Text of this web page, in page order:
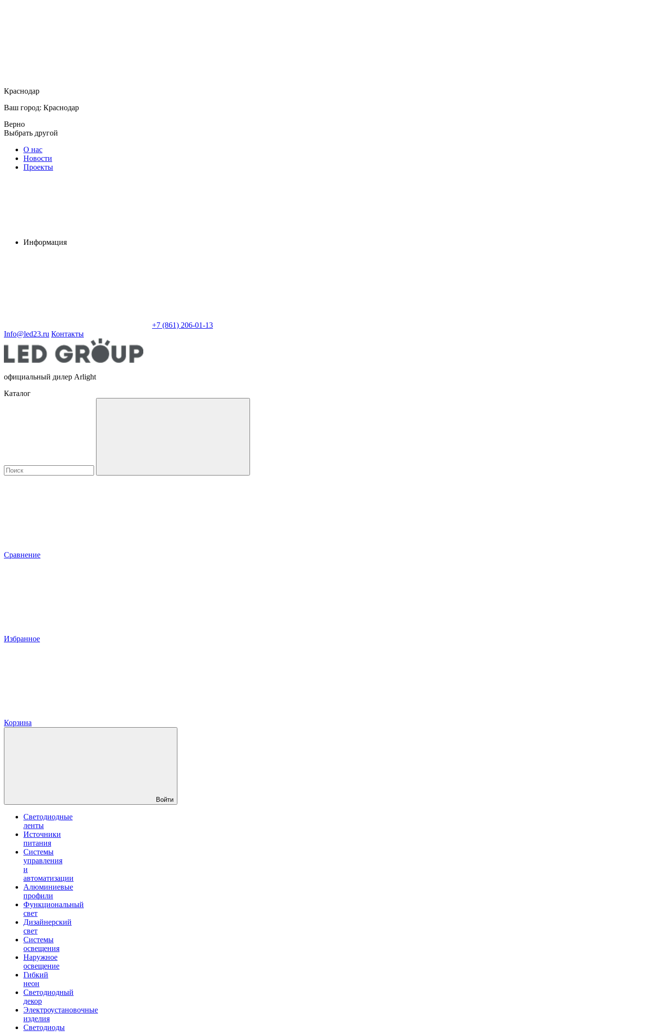
Краснодар
Ваш город: Краснодар
Верно
Выбрать другой
О нас
Новости
Проекты
Информация
+7 (861) 206-01-13
Info@led23.ru Контакты
официальный дилер Arlight
Каталог
Сравнение
Избранное
Корзина
Войти
Светодиодные
ленты
Источники
питания
Системы
управления
и
автоматизации
Алюминиевые
профили
Функциональный
свет
Дизайнерский
свет
Системы
освещения
Наружное
освещение
Гибкий
неон
Светодиодный
декор
Электроустановочные
изделия
Светодиоды